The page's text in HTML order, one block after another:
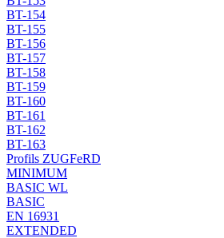
BT-154
BT-155
BT-156
BT-157
BT-158
BT-159
BT-160
BT-161
BT-162
BT-163
Profils ZUGFeRD
MINIMUM
BASIC WL
BASIC
EN 16931
EXTENDED